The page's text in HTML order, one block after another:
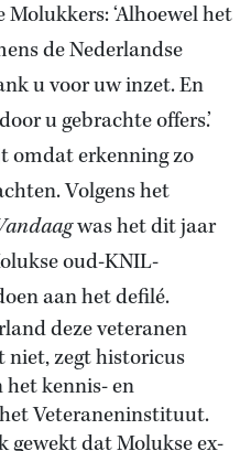
‘Alhoewel het
de Nederlandse
u voor uw inzet. En
u gebrachte offers.’
omdat erkenning zo
Volgens het
was het dit jaar
oud-KNIL-
aan het defilé.
deze veteranen
zegt historicus
kennis- en
Veteraneninstituut.
gewekt dat Molukse ex-